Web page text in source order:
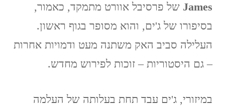
James של פרסיבל אוורט מתמקד, כאמור,
בסיפורו של ג'ים, והוא מסופר בגוף ראשון.
העלילה סביב האק משתנה מעט ודמויות אחרות
– גם היסטוריות – זוכות לפירוש מחדש.
במיזורי, ג'ים עבד תחת בעלותה של העלמה